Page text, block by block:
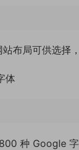
布局可供选择
体
种 Google